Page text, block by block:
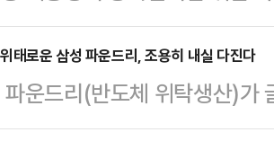
안에 대해 찬성…
민의힘은 11일 서울 서초구
원총회'를 열고 이 대통령의
를 향해 질타를 가했다. 이
표 …
불소추특권을 규정한 헌법
해 헌법소원이 잇달아 제기
인용 가능성은 작게 보는
따르면 지난 9일~10일 사이
태로운 삼성 파운드리, 조용히 내실 다진다
파운드리(반도체 위탁생산)가
에 이은 2위 자리마저 위협